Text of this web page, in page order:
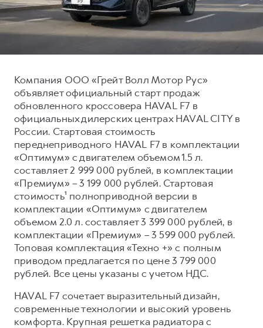
от 2 899 000 ₽
F7X
от 3 599 000 ₽
POER
от 3 449 000 ₽
Тест-драйв
Трейд-ин
Кредитный калькулятор
Страхование
Кредит
КОРПОРАТИВНЫМ КЛИЕНТАМ
Для малого бизнеса
Корпоративным клиентам
Крупным корпоративным клиентам
Система управления автопарком
Сервис для корпоративных клиентов
HAVAL Лизинг
АКСЕССУАРЫ HAVAL
СЕРВИСНОЕ ОБСЛУЖИВАНИЕ
Нулевое ТО
Программа «Помощь на дороге»
Регламенты технического обслуживания
Электронный ПТС
ПОДДЕРЖКА
GWM Безопасность
Гарантия HAVAL
Мобильное приложение GWM
Программа «HAVAL Защита+»
Руководства по эксплуатации
Подписки
АКСЕССУАРЫ HAVAL
Автомобильные аксессуары
Коллекция CITY
О дилере
Наша команда
Контакты
Компания ООО «Грейт Волл Мотор Рус»
объявляет официальный старт продаж
обновленного кроссовера HAVAL F7 в
официальных дилерских центрах HAVAL CITY в
России. Стартовая стоимость
переднеприводного HAVAL F7 в комплектации
«Оптимум» с двигателем объемом 1.5 л.
составляет 2 999 000 рублей, в комплектации
«Премиум» – 3 199 000 рублей. Стартовая
стоимость¹ полноприводной версии в
комплектации «Оптимум» с двигателем
объемом 2.0 л. составляет 3 399 000 рублей, в
комплектации «Премиум» – 3 599 000 рублей.
Топовая комплектация «Техно +» с полным
приводом предлагается по цене 3 799 000
рублей. Все цены указаны с учетом НДС.
HAVAL F7 сочетает выразительный дизайн,
современные технологии и высокий уровень
комфорта. Крупная решетка радиатора с